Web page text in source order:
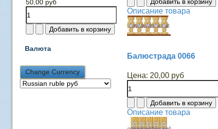
50,00 руб
Валюта
Описание товара
Балюстрада 0066
Цена: 20,00 руб
Описание товара